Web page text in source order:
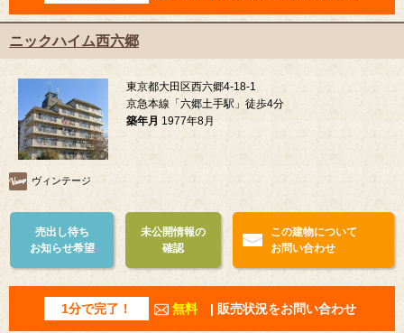
ニックハイム西六郷
東京都大田区西六郷4-18-1
京急本線「六郷土手駅」徒歩4分
築年月 1977年8月
ヴィンテージ
売出し待ち
お知らせ希望
未公開情報の
確認
この建物について
お問い合わせ
1分で完了！ 無料 | 販売状況をお問い合わせ